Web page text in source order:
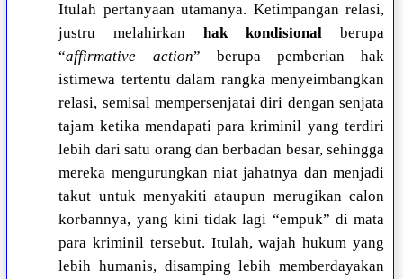
Itulah pertanyaan utamanya. Ketimpangan relasi,
justru melahirkanhak kondisional berupa
“affirmative action” berupa pemberian hak
istimewa tertentu dalam rangka menyeimbangkan
relasi, semisal mempersenjatai diri dengan senjata
tajam ketika mendapati para kriminil yang terdiri
lebih dari satu orang dan berbadan besar, sehingga
mereka mengurungkan niat jahatnya dan menjadi
takut untuk menyakiti ataupun merugikan calon
korbannya, yang kini tidak lagi “empuk” di mata
para kriminil tersebut. Itulah, wajah hukum yang
lebih humanis, disamping lebih memberdayakan